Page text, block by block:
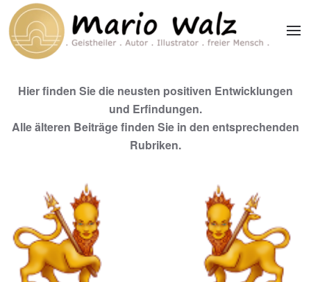
Zum Hauptinhalt springen
Hier finden Sie die neusten positiven Entwicklungen
und Erfindungen.
Alle älteren Beiträge finden Sie in den entsprechenden
Rubriken.